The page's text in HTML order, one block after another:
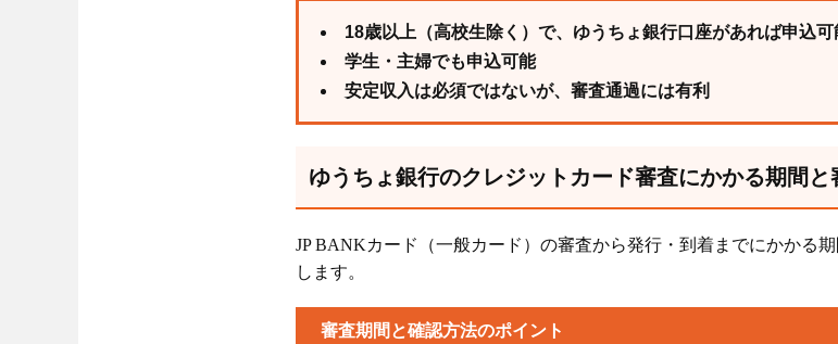
18歳以上（高校生除く）で、ゆうちょ銀行口座があれば申込可
学生・主婦でも申込可能
安定収入は必須ではないが、審査通過には有利
ゆうちょ銀行のクレジットカード審査にかかる期間
JP BANKカード（一般カード）の審査から発行・到着までにかかる
します。
審査期間と確認方法のポイント